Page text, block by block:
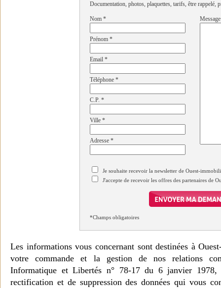
Documentation, photos, plaquettes, tarifs, être rappelé,
Nom *
Prénom *
Email *
Téléphone *
C.P. *
Ville *
Adresse *
Message
Je souhaite recevoir la newsletter de Ouest-
J'accepte de recevoir les offres des partenaires de
*Champs obligatoires
Les informations vous concernant sont destinées à
votre commande et la gestion de nos relations
Informatique et Libertés n° 78-17 du 6 janvier 1978,
rectification et de suppression des données qui vous